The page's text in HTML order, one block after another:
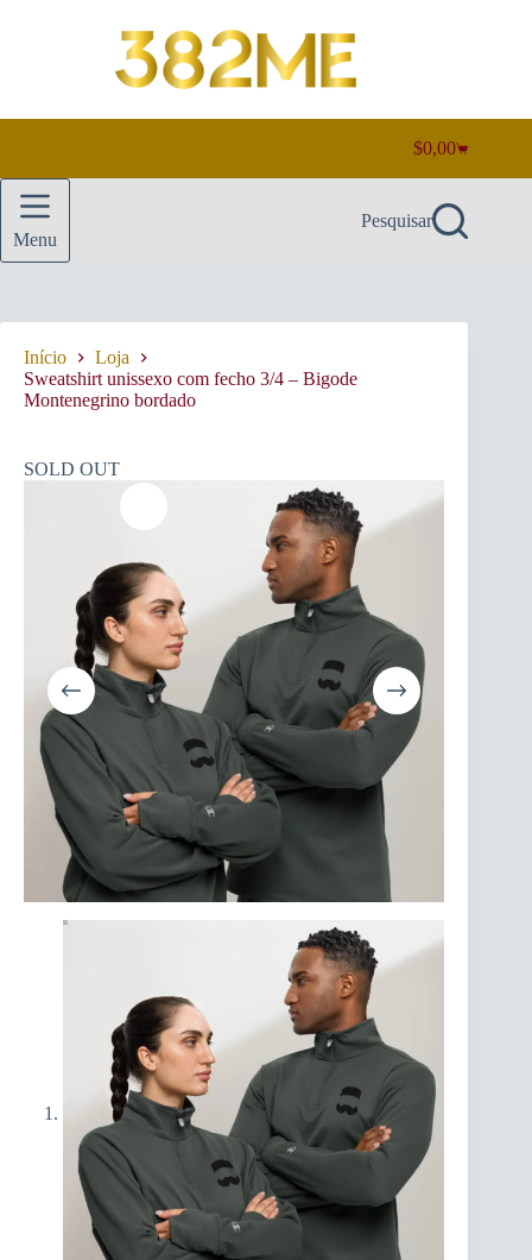
Carrinho
de
compras
$0,00
Menu
Pesquisar
Início
Loja
Sweatshirt unissexo com fecho 3/4 – Bigode
Montenegrino bordado
SOLD OUT